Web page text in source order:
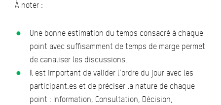
À noter :
Une bonne estimation du temps consacré à chaque
point avec suffisamment de temps de marge permet
de canaliser les discussions.
Il est important de valider l’ordre du jour avec les
participant.es et de préciser la nature de chaque
point : Information, Consultation, Décision,